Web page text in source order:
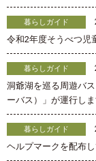
暮らしガイド
令和2年度そうべつ児
暮らしガイド
洞爺湖を巡る周遊バ
ーバス）」が運行し
暮らしガイド
ヘルプマークを配布